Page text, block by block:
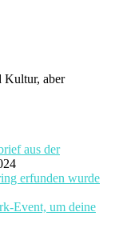
Kultur, aber
aus der
erfunden wurde
Event, um deine